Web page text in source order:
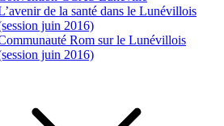
de la santé dans le Lunévillois
juin 2016)
Rom sur le Lunévillois
juin 2016)